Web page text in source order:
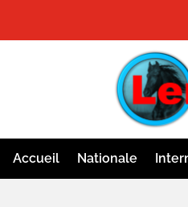
Accueil Nationale